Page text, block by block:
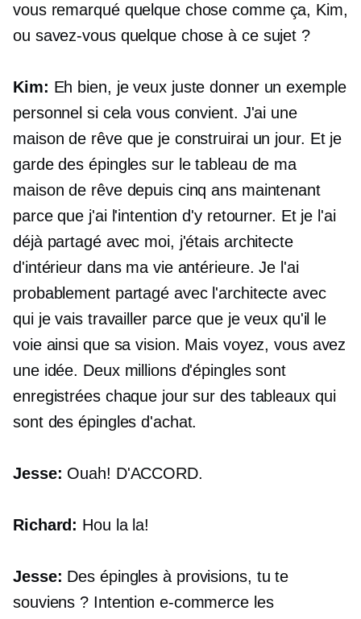
vous remarqué quelque chose comme ça, Kim,
ou savez-vous quelque chose à ce sujet ?
Kim: Eh bien, je veux juste donner un exemple
personnel si cela vous convient. J'ai une
maison de rêve que je construirai un jour. Et je
garde des épingles sur le tableau de ma
maison de rêve depuis cinq ans maintenant
parce que j'ai l'intention d'y retourner. Et je l'ai
déjà partagé avec moi, j'étais architecte
d'intérieur dans ma vie antérieure. Je l'ai
probablement partagé avec l'architecte avec
qui je vais travailler parce que je veux qu'il le
voie ainsi que sa vision. Mais voyez, vous avez
une idée. Deux millions d'épingles sont
enregistrées chaque jour sur des tableaux qui
sont des épingles d'achat.
Jesse: Ouah! D'ACCORD.
Richard: Hou la la!
Jesse: Des épingles à provisions, tu te
souviens ? Intention e-commerceles